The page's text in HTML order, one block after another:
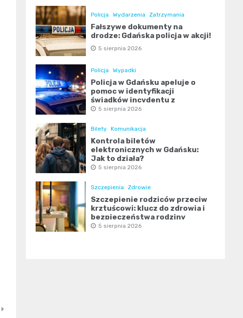
Policja Wydarzenia Zatrzymania
Fałszywe dokumenty na
drodze: Gdańska policja w akcji!
5 sierpnia 2026
Policja Wypadki
Policja w Gdańsku apeluje o
pomoc w identyfikacji
świadków incydentu z
obrażeniami ciała
5 sierpnia 2026
Bilety Komunikacja
Kontrola biletów
elektronicznych w Gdańsku:
Jak to działa?
5 sierpnia 2026
Szczepienia Zdrowie
Szczepienie rodziców przeciw
krztuścowi: klucz do zdrowia i
bezpieczeństwa rodziny
5 sierpnia 2026